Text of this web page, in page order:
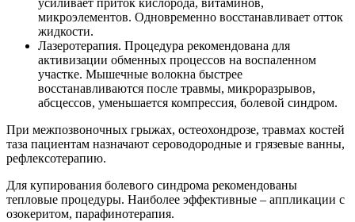
усиливает приток кислорода, витаминов,
микроэлементов. Одновременно восстанавливает отток
жидкости.
Лазеротерапия. Процедура рекомендована для
активизации обменных процессов на воспаленном
участке. Мышечные волокна быстрее
восстанавливаются после травмы, микроразрывов,
абсцессов, уменьшается компрессия, болевой синдром.
При межпозвоночных грыжах, остеохондрозе, травмах костей
таза пациентам назначают сероводородные и грязевые ванны,
рефлексотерапию.
Для купирования болевого синдрома рекомендованы
тепловые процедуры. Наиболее эффективные – аппликации с
озокеритом, парафинотерапия.